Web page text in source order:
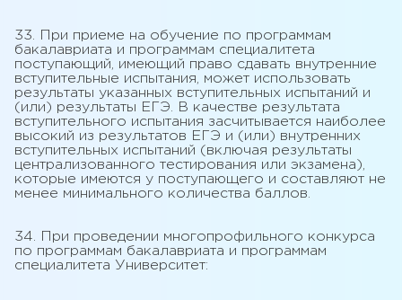
33. При приеме на обучение по программам
бакалавриата и программам специалитета
поступающий, имеющий право сдавать внутренние
вступительные испытания, может использовать
результаты указанных вступительных испытаний и
(или) результаты ЕГЭ. В качестве результата
вступительного испытания засчитывается наиболее
высокий из результатов ЕГЭ и (или) внутренних
вступительных испытаний (включая результаты
централизованного тестирования или экзамена),
которые имеются у поступающего и составляют не
менее минимального количества баллов.
34. При проведении многопрофильного конкурса
по программам бакалавриата и программам
специалитета Университет: